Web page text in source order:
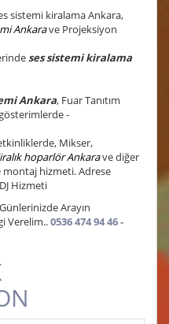
sistemi kiralama Ankara,
Ankarave Projeksiyon
ses sistemi kiralama
Ankara, Fuar Tanıtım
-
Mikser,
hoparlör Ankarave diğer
montaj hizmeti. Adrese
Hizmeti
Arayın
Verelim..0536 474 94 46 -